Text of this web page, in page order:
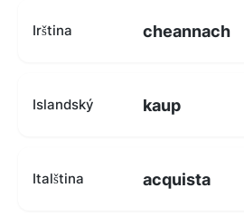
Irština cheannach
Islandský kaup
Italština acquista